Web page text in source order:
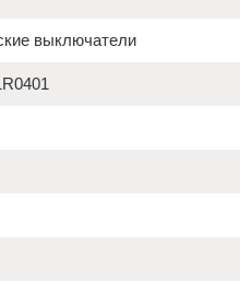
выключатели